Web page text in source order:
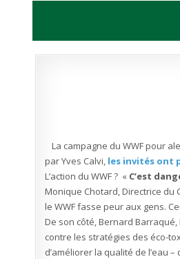
La campagne du WWF pour
par Yves Calvi, les invités ont
L’action du WWF ? « C’est
Monique Chotard, Directrice du
le WWF fasse peur aux gens.
De son côté, Bernard
contre les stratégies des éco-
d’améliorer la qualité de l’eau